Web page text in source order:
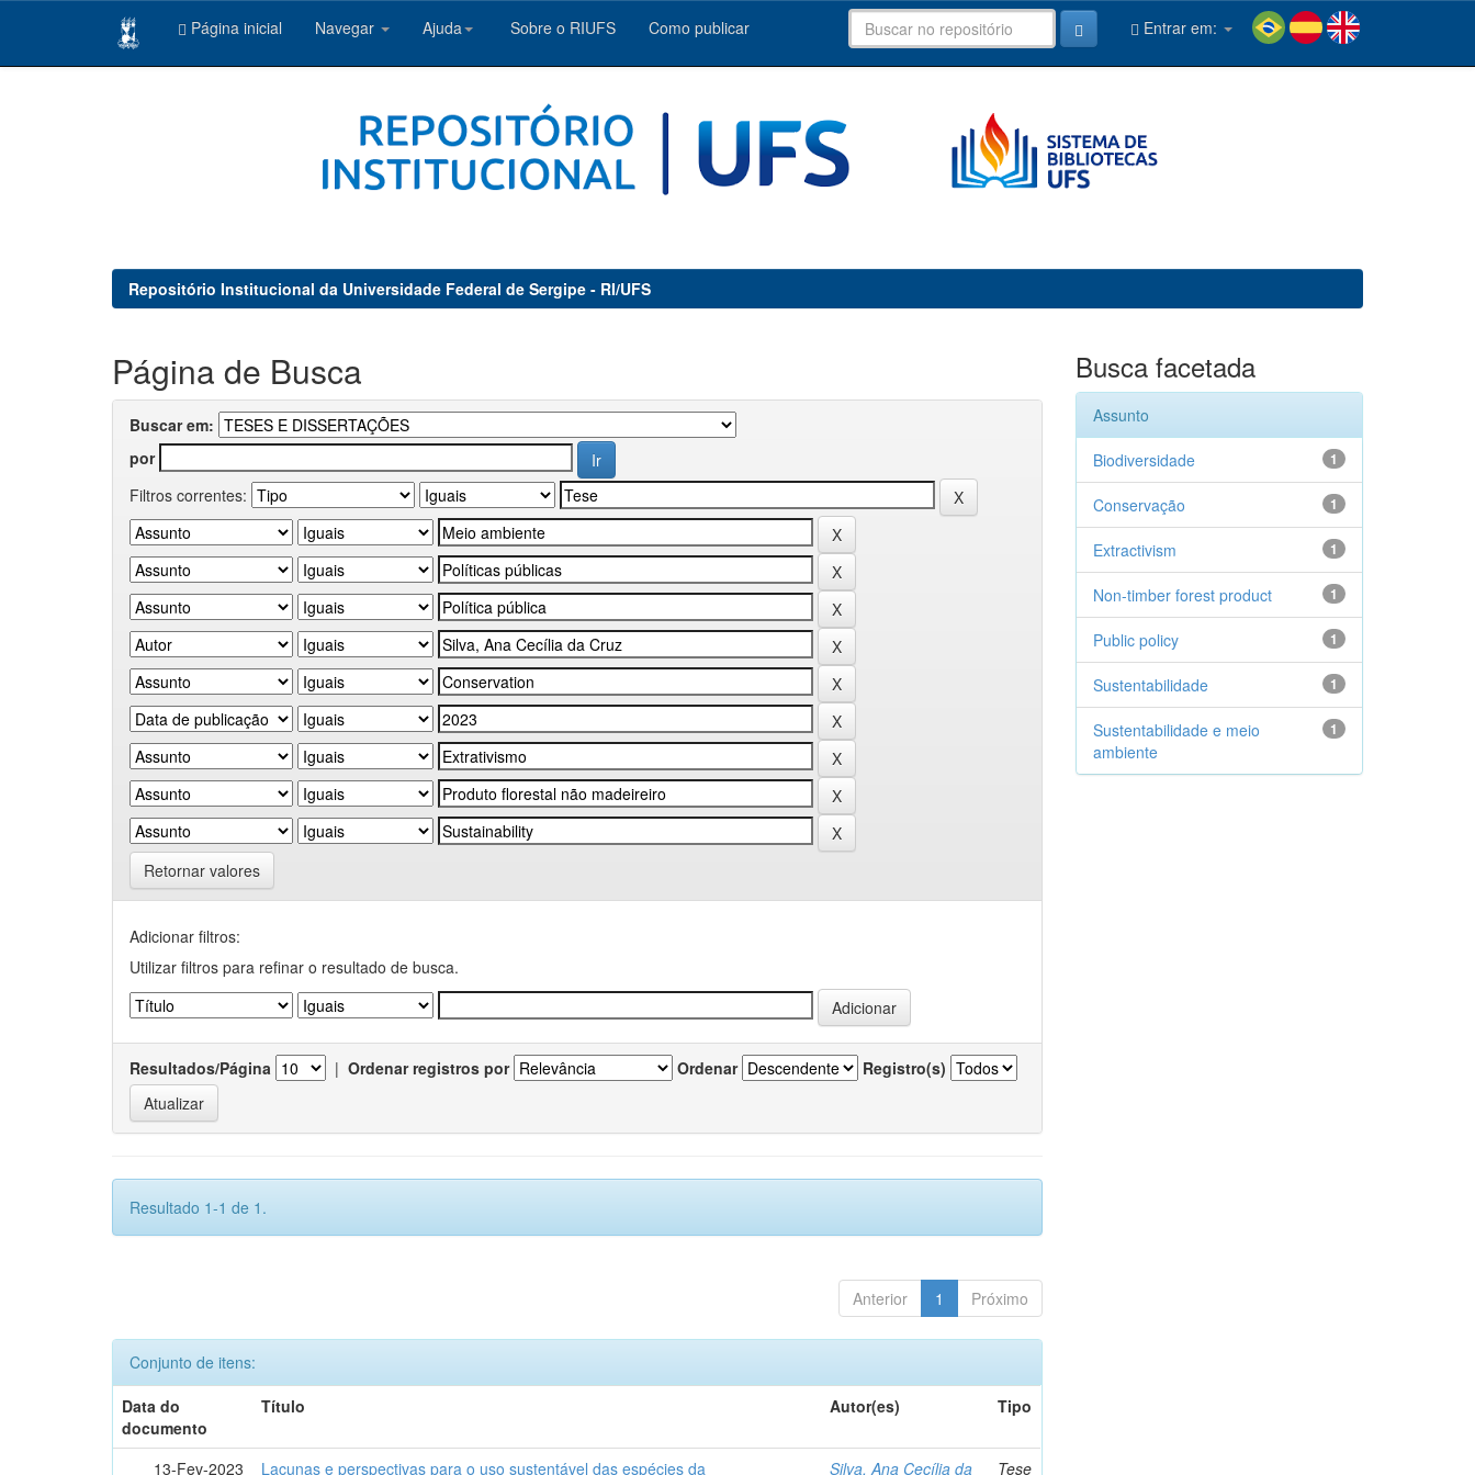
Página inicial Navegar Ajuda Sobre o RIUFS Como publicar Entrar em:
Repositório Institucional da Universidade Federal de Sergipe - RI/UFS
Página de Busca
Buscar em:
por
Filtros correntes:
Retornar valores
Adicionar filtros:
Utilizar filtros para refinar o resultado de busca.
Resultados/Página | Ordenar registros por Ordenar Registro(s)
Resultado 1-1 de 1.
Anterior 1 Próximo
Conjunto de itens:
Data do
documento
Título Autor(es) Tipo
13-Fev-2023 Lacunas e perspectivas para o uso sustentável das espécies da Silva, Ana Cecília da Tese
Busca facetada
Assunto
1
Biodiversidade
1
Conservação
1
Extractivism
1
Non-timber forest product
1
Public policy
1
Sustentabilidade
1
Sustentabilidade e meio
ambiente